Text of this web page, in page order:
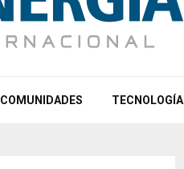
COMUNIDADES TECNOLOGÍA